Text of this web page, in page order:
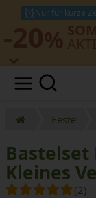
Nur für kurze
Feste
Kleines
(2)